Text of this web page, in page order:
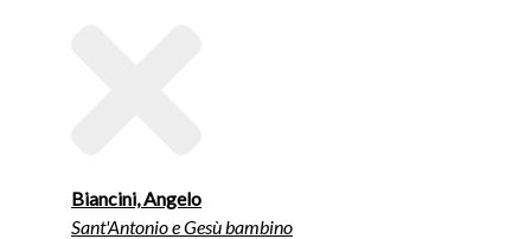
Biancini, Angelo
Sant'Antonio e Gesù bambino